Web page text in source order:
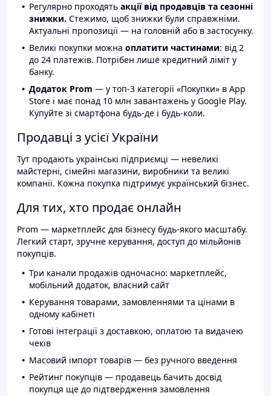
Регулярно проходять акції від продавців та сезонні
знижки. Стежимо, щоб знижки були справжніми.
Актуальні пропозиції — на головній або в застосунку.
Великі покупки можна оплатити частинами: від 2
до 24 платежів. Потрібен лише кредитний ліміт у
банку.
Додаток Prom — у топ-3 категорії «Покупки» в App
Store і має понад 10 млн завантажень у Google Play.
Купуйте зі смартфона будь-де і будь-коли.
Продавці з усієї України
Тут продають українські підприємці — невеликі
майстерні, сімейні магазини, виробники та великі
компанії. Кожна покупка підтримує український бізнес.
Для тих, хто продає онлайн
Prom — маркетплейс для бізнесу будь-якого масштабу.
Легкий старт, зручне керування, доступ до мільйонів
покупців.
Три канали продажів одночасно: маркетплейс,
мобільний додаток, власний сайт
Керування товарами, замовленнями та цінами в
одному кабінеті
Готові інтеграції з доставкою, оплатою та видачею
чеків
Масовий імпорт товарів — без ручного введення
Рейтинг покупців — продавець бачить досвід
покупця ще до підтвердження замовлення